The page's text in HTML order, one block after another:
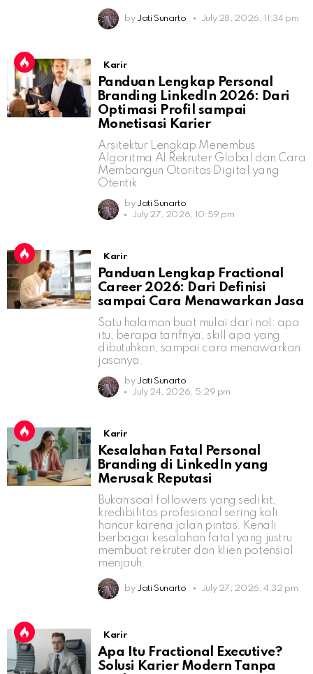
by Jati Sunarto July 28, 2026, 11:34 pm
Karir
Panduan Lengkap Personal
Branding LinkedIn 2026: Dari
Optimasi Profil sampai
Monetisasi Karier
Arsitektur Lengkap Menembus
Algoritma AI Rekruter Global dan Cara
Membangun Otoritas Digital yang
Otentik
by Jati Sunarto
July 27, 2026, 10:59 pm
Karir
Panduan Lengkap Fractional
Career 2026: Dari Definisi
sampai Cara Menawarkan Jasa
Satu halaman buat mulai dari nol: apa
itu, berapa tarifnya, skill apa yang
dibutuhkan, sampai cara menawarkan
jasanya.
by Jati Sunarto
July 24, 2026, 5:29 pm
Karir
Kesalahan Fatal Personal
Branding di LinkedIn yang
Merusak Reputasi
Bukan soal followers yang sedikit,
kredibilitas profesional sering kali
hancur karena jalan pintas. Kenali
berbagai kesalahan fatal yang justru
membuat rekruter dan klien potensial
menjauh.
by Jati Sunarto July 27, 2026, 4:32 pm
Karir
Apa Itu Fractional Executive?
Solusi Karier Modern Tanpa